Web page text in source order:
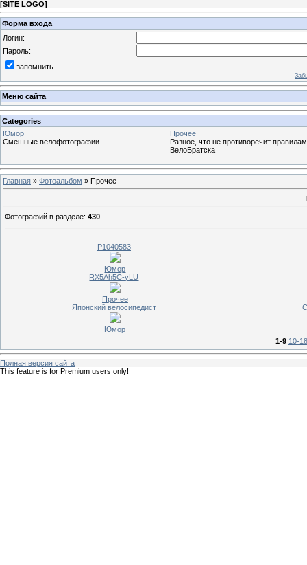
[SITE LOGO]
Форма входа
Логин:
Пароль:
запомнить
Меню сайта
Categories
Юмор
Смешные велофотографии
Прочее
Разное, что не противоречит правилам
ВелоБратска
Главная » Фотоальбом » Прочее
Фотографий в разделе: 430
P1040583
Юмор
RX5Ah5C-yLU
Прочее
Японский велосипедист
Юмор
1-9 10-18
Полная версия сайта
This feature is for Premium users only!